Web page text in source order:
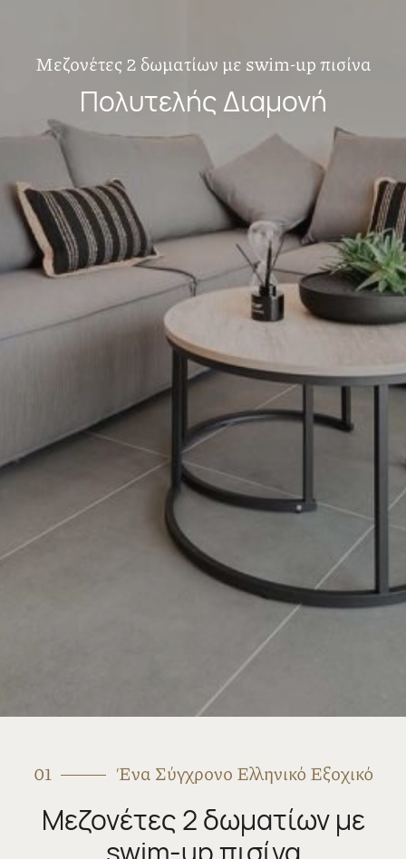
Μεζονέτες 2 δωματίων με swim-up πισίνα
Πολυτελής Διαμονή